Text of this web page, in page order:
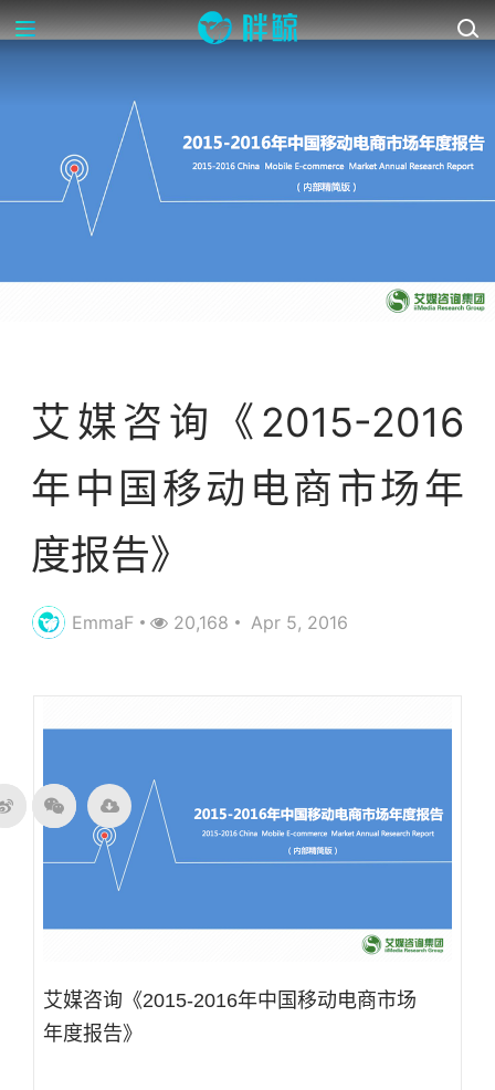
艾媒咨询《2015-2016
年中国移动电商市场年
度报告》
EmmaF 20,168 Apr 5, 2016
艾媒咨询《2015-2016年中国移动电商市场
年度报告》